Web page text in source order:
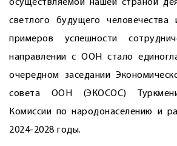
осуществляемой нашей страной
светлого будущего
примеров успешности
направлении с ООН стало
очередном заседании
совета ООН (ЭКОСОС)
Комиссии по народонаселению и
2024-2028 годы.